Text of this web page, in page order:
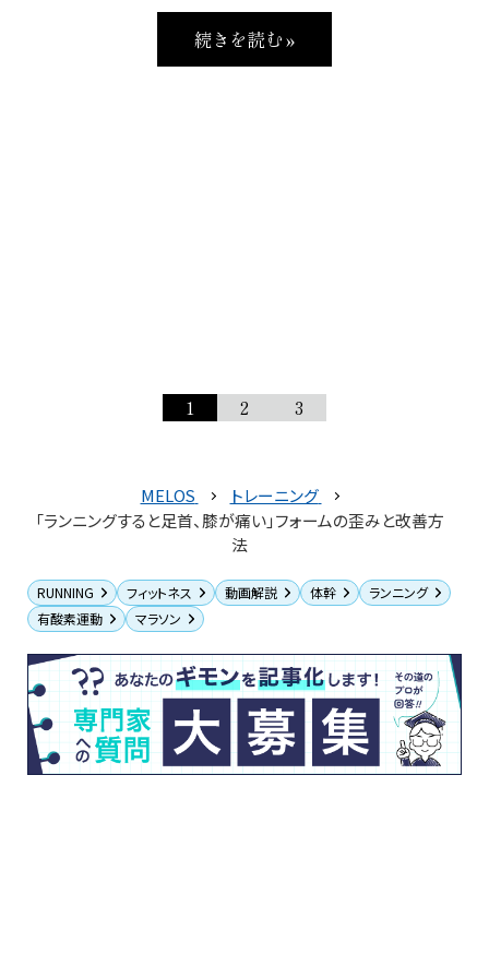
続きを読む »
1 2 3
MELOS
トレーニング
「ランニングすると足首、膝が痛い」フォームの歪みと改善方
法
RUNNING フィットネス 動画解説 体幹
ランニング
有酸素運動
マラソン